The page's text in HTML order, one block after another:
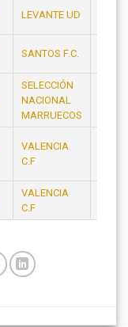
LEVANTE UD
SANTOS F.C.
SELECCIÓN
NACIONAL
MARRUECOS
VALENCIA
C.F
VALENCIA
C.F